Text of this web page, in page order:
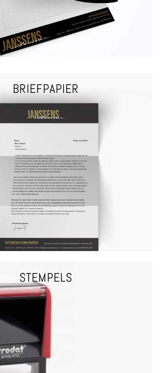
BRIEFPAPIER
BRIEFPAPIER
tot 120 gram standaard papier of luxueus papier
VRAAG EEN OFFERTE
STEMPELS
STEMPELS
VRAAG EEN OFFERTE